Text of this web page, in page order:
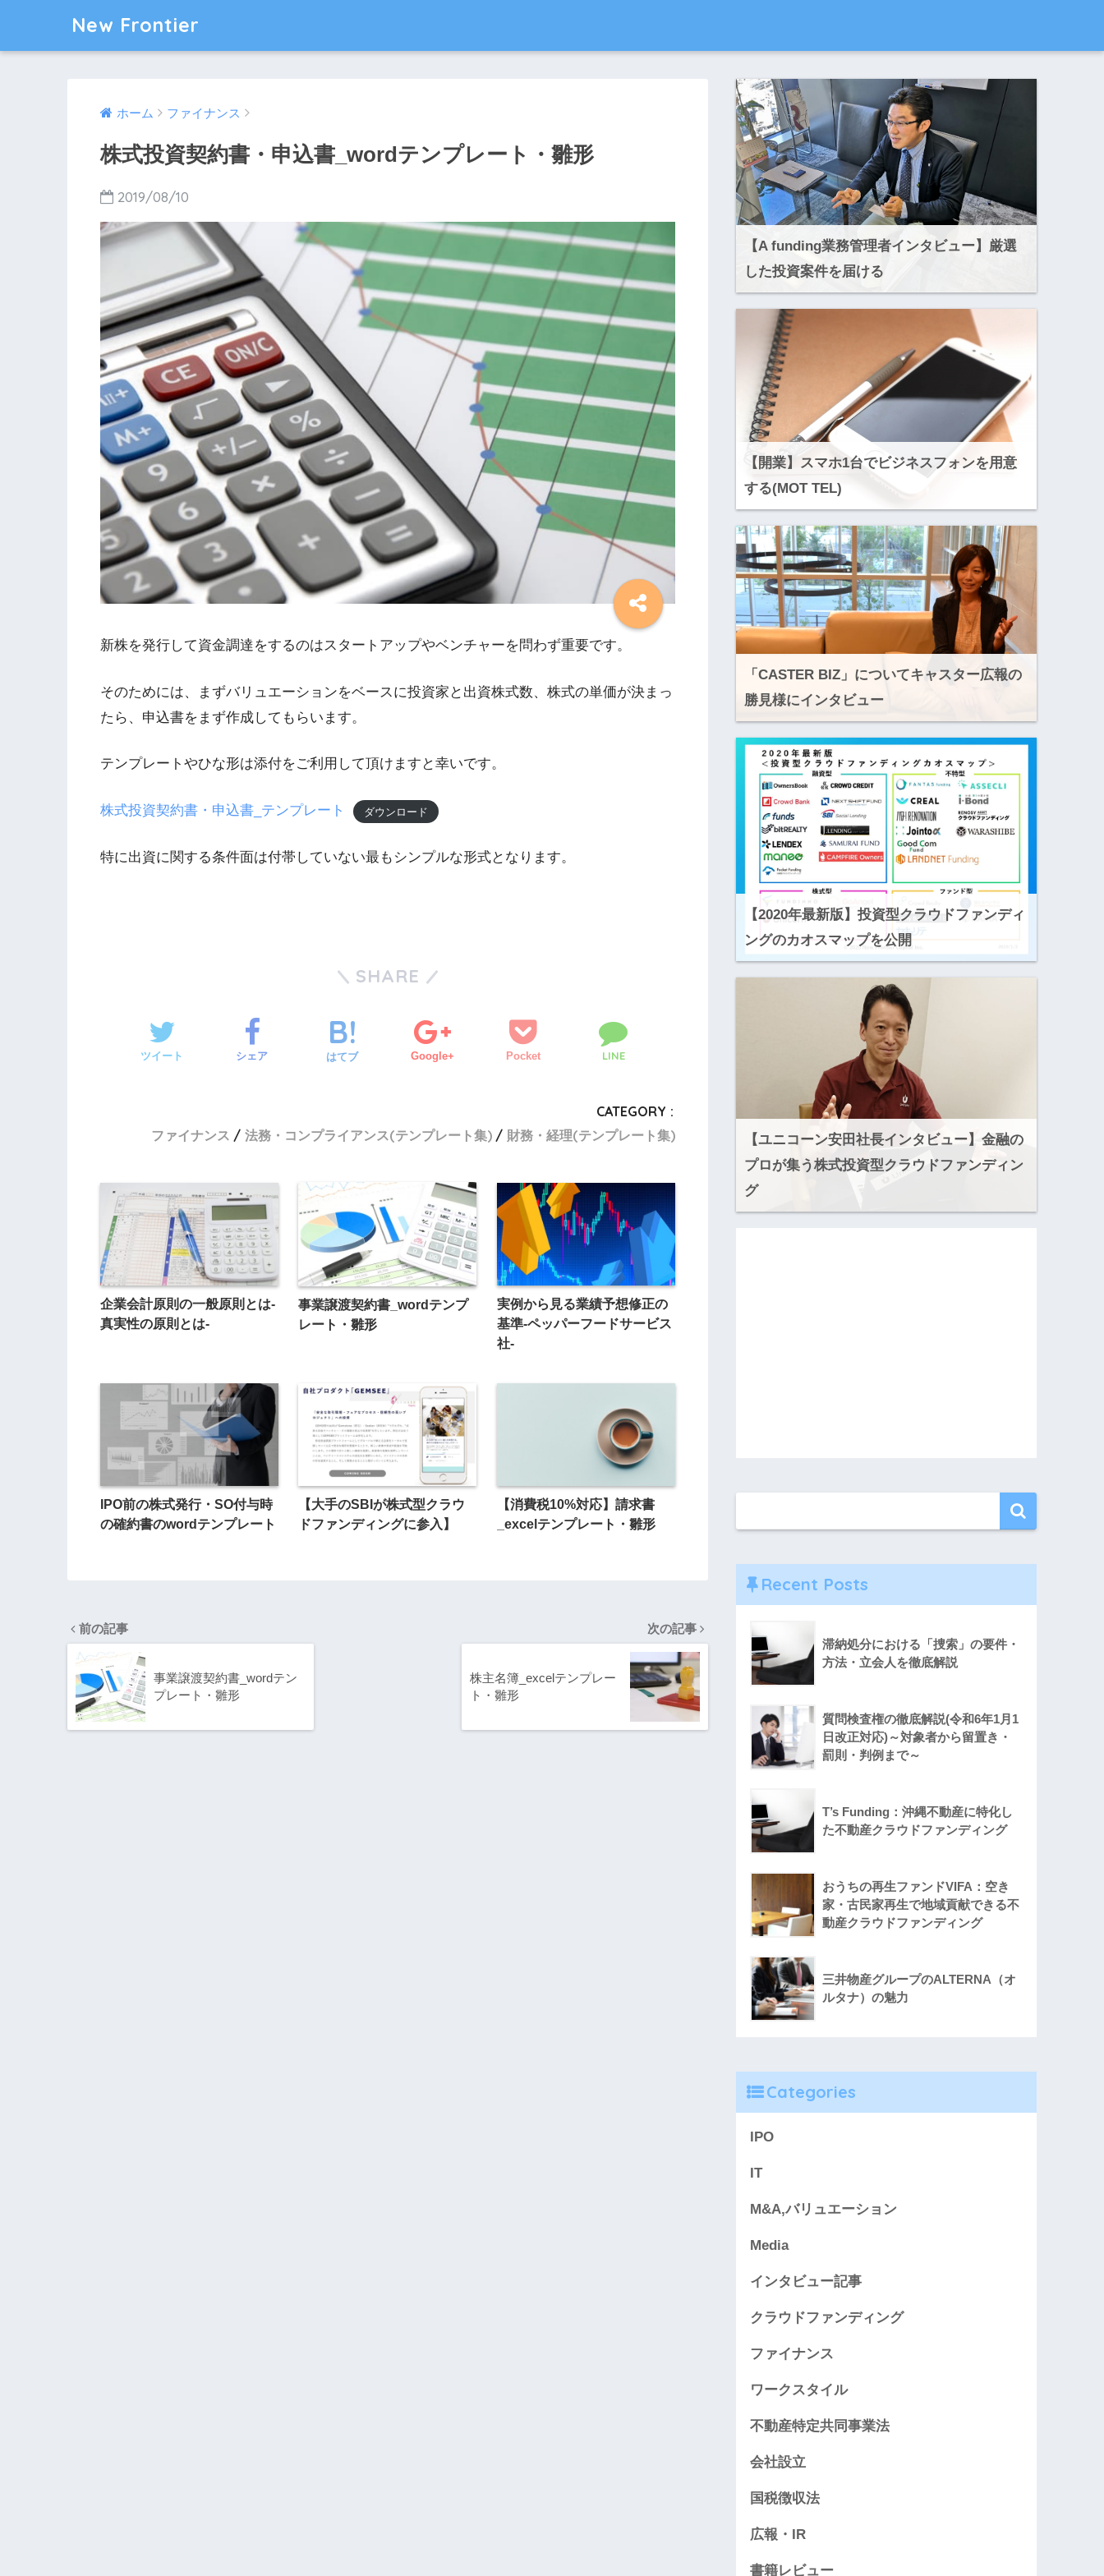
New Frontier
ホーム ファイナンス
株式投資契約書・申込書_wordテンプレート・雛形
2019/08/10
新株を発行して資金調達をするのはスタートアップやベンチャーを問わず重要です。
そのためには、まずバリュエーションをベースに投資家と出資株式数、株式の単価が決まっ
たら、申込書をまず作成してもらいます。
テンプレートやひな形は添付をご利用して頂けますと幸いです。
株式投資契約書・申込書_テンプレート ダウンロード
特に出資に関する条件面は付帯していない最もシンプルな形式となります。
SHARE
ツイート シェア はてブ Google+ Pocket LINE
CATEGORY :
ファイナンス
法務・コンプライアンス(テンプレート集) 財務・経理(テンプレート集)
企業会計原則の一般原則とは-
真実性の原則とは-
事業譲渡契約書_wordテンプ
レート・雛形
実例から見る業績予想修正の
基準-ペッパーフードサービス
社-
IPO前の株式発行・SO付与時
の確約書のwordテンプレート
【大手のSBIが株式型クラウ
ドファンディングに参入】
【消費税10%対応】請求書
_excelテンプレート・雛形
前の記事
事業譲渡契約書_wordテン
プレート・雛形
次の記事
株主名簿_excelテンプレー
ト・雛形
【A funding業務管理者インタビュー】厳選
した投資案件を届ける
【開業】スマホ1台でビジネスフォンを用意
する(MOT TEL)
「CASTER BIZ」についてキャスター広報の
勝見様にインタビュー
【2020年最新版】投資型クラウドファンディ
ングのカオスマップを公開
【ユニコーン安田社長インタビュー】金融の
プロが集う株式投資型クラウドファンディン
グ
Recent Posts
滞納処分における「捜索」の要件・
方法・立会人を徹底解説
質問検査権の徹底解説(令和6年1月1
日改正対応)～対象者から留置き・
罰則・判例まで～
T’s Funding：沖縄不動産に特化し
た不動産クラウドファンディング
おうちの再生ファンドVIFA：空き
家・古民家再生で地域貢献できる不
動産クラウドファンディング
三井物産グループのALTERNA（オ
ルタナ）の魅力
Categories
IPO
IT
M&A,バリュエーション
Media
インタビュー記事
クラウドファンディング
ファイナンス
ワークスタイル
不動産特定共同事業法
会社設立
国税徴収法
広報・IR
書籍レビュー